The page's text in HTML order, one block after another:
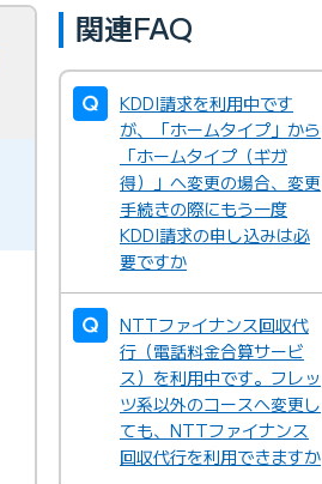
関連FAQ
KDDI請求を利用中です
が、「ホームタイプ」から
「ホームタイプ（ギガ
得）」へ変更の場合、変更
手続きの際にもう一度
KDDI請求の申し込みは必
要ですか
NTTファイナンス回収代
行（電話料金合算サービ
ス）を利用中です。フレッ
ツ系以外のコースへ変更し
ても、NTTファイナンス
回収代行を利用できますか